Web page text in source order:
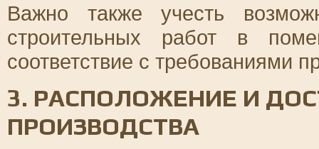
Важно также учесть
строительных работ в
соответствие с требованиями
3. РАСПОЛОЖЕНИЕ И
ПРОИЗВОДСТВА